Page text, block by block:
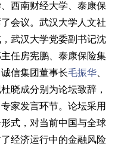
西南财经大学、泰康保
会议。武汉大学人文社
武汉大学党委副书记沈
任房宪鹏、泰康保险集
信集团董事长毛振华、
晓成分别为论坛致辞，
家发言环节。论坛采用
式，对当前中国与全球
经济运行中的金融风险